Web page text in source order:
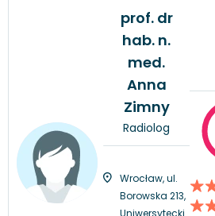
prof. dr
hab. n.
med.
Anna
Zimny
Radiolog
Wrocław, ul.
Borowska 213,
Uniwersytecki